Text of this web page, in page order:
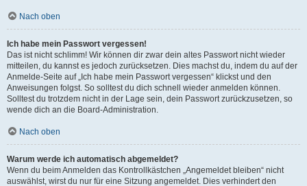
Nach oben
Ich habe mein Passwort vergessen!
Das ist nicht schlimm! Wir können dir zwar dein altes Passwort nicht wieder
mitteilen, du kannst es jedoch zurücksetzen. Dies machst du, indem du auf der
Anmelde-Seite auf „Ich habe mein Passwort vergessen“ klickst und den
Anweisungen folgst. So solltest du dich schnell wieder anmelden können.
Solltest du trotzdem nicht in der Lage sein, dein Passwort zurückzusetzen, so
wende dich an die Board-Administration.
Nach oben
Warum werde ich automatisch abgemeldet?
Wenn du beim Anmelden das Kontrollkästchen „Angemeldet bleiben“ nicht
auswählst, wirst du nur für eine Sitzung angemeldet. Dies verhindert den